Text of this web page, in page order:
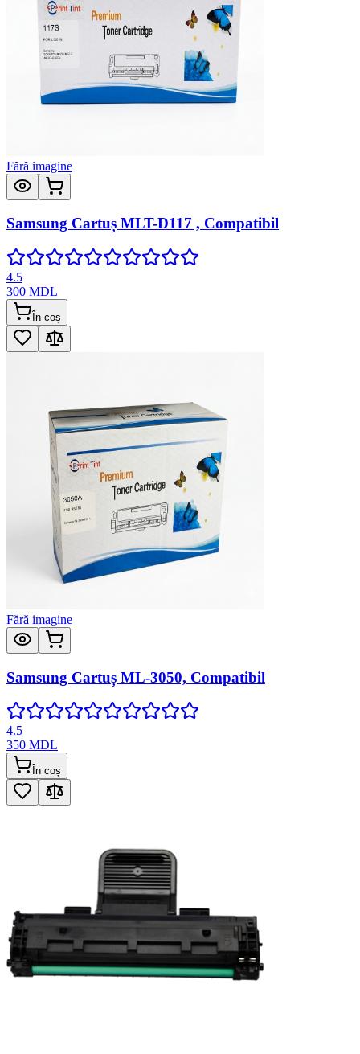
Fără imagine
Samsung Cartuș MLT-D117 , Compatibil
4.5
300 MDL
În coș
Fără imagine
Samsung Cartuș ML-3050, Compatibil
4.5
350 MDL
În coș